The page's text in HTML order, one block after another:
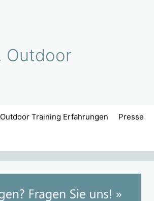
Outdoor
Outdoor Training Erfahrungen Presse